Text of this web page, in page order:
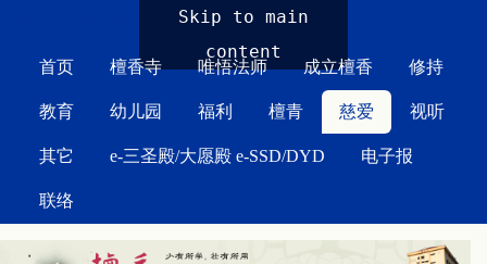
Skip to main
content
首页 檀香寺 唯悟法师 成立檀香 修持
教育 幼儿园 福利 檀青 慈爱 视听
其它 e-三圣殿/大愿殿 e-SSD/DYD 电子报
联络